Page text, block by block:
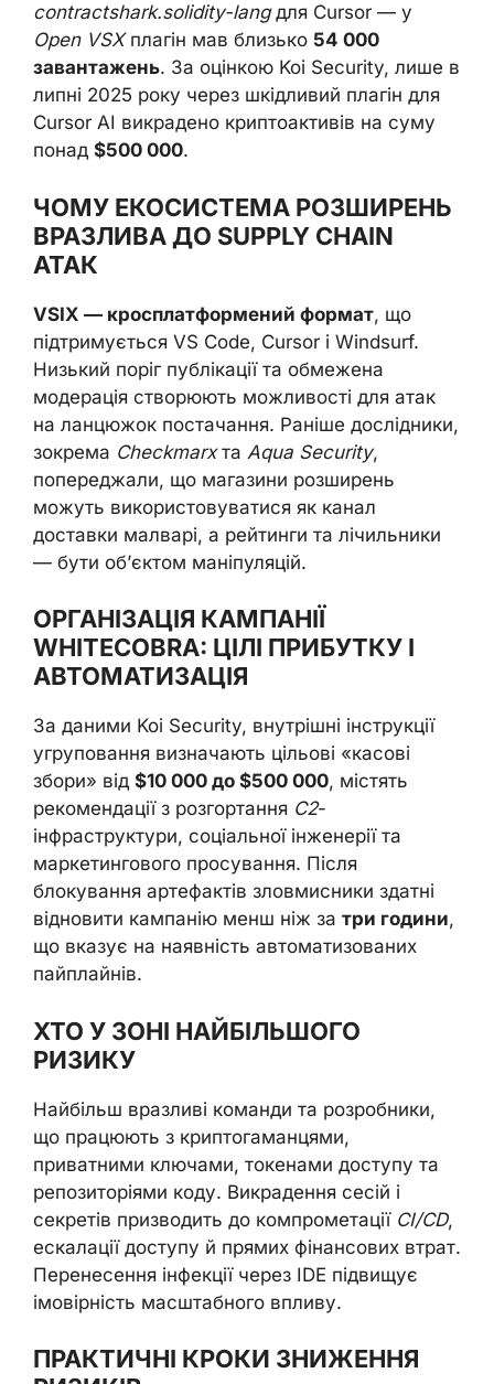
contractshark.solidity-langдля Cursor — у
Open VSXплагін мав близько 54 000
завантажень. За оцінкою Koi Security, лише в
липні 2025 року через шкідливий плагін для
Cursor AI викрадено криптоактивів на суму
понад $500 000.
ЧОМУ ЕКОСИСТЕМА РОЗШИРЕНЬ
ВРАЗЛИВА ДО SUPPLY CHAIN
АТАК
VSIX — кросплатформений формат, що
підтримується VS Code, Cursor і Windsurf.
Низький поріг публікації та обмежена
модерація створюють можливості для атак
на ланцюжок постачання. Раніше дослідники,
зокрема Checkmarxта Aqua Security,
попереджали, що магазини розширень
можуть використовуватися як канал
доставки малварі, а рейтинги та лічильники
— бути об’єктом маніпуляцій.
ОРГАНІЗАЦІЯ КАМПАНІЇ
WHITECOBRA: ЦІЛІ ПРИБУТКУ І
АВТОМАТИЗАЦІЯ
За даними Koi Security, внутрішні інструкції
угруповання визначають цільові «касові
збори» від $10 000 до $500 000, містять
рекомендації з розгортання C2-
інфраструктури, соціальної інженерії та
маркетингового просування. Після
блокування артефактів зловмисники здатні
відновити кампанію менш ніж за три години,
що вказує на наявність автоматизованих
пайплайнів.
ХТО У ЗОНІ НАЙБІЛЬШОГО
РИЗИКУ
Найбільш вразливі команди та розробники,
що працюють з криптогаманцями,
приватними ключами, токенами доступу та
репозиторіями коду. Викрадення сесій і
секретів призводить до компрометації CI/CD,
ескалації доступу й прямих фінансових втрат.
Перенесення інфекції через IDE підвищує
імовірність масштабного впливу.
ПРАКТИЧНІ КРОКИ ЗНИЖЕННЯ